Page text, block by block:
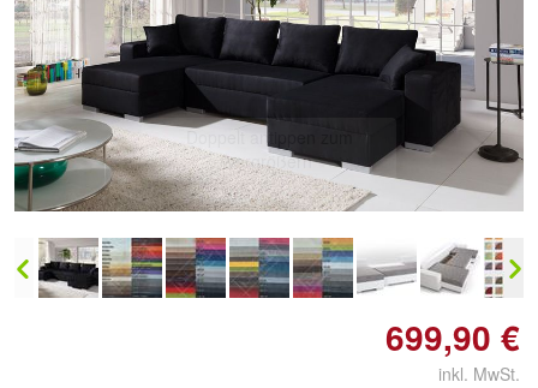
Doppelt antippen zum
vergrößern
699,90 €
inkl. MwSt.